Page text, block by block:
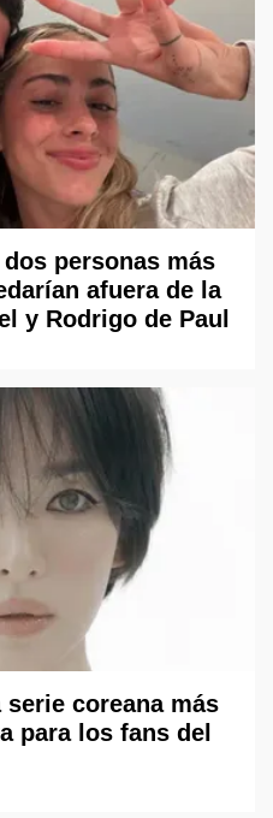
personas más
afuera de la
y Rodrigo de Paul
coreana más
para los fans del